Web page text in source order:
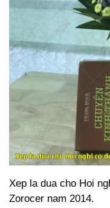
Xep la dua cho Hoi
Zorocer nam 2014.